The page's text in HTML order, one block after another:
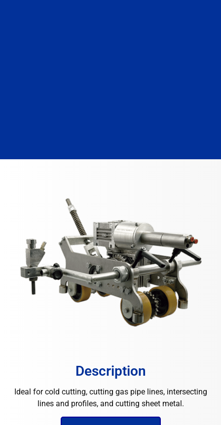
Description
Ideal for cold cutting, cutting gas pipe lines, intersecting
lines and profiles, and cutting sheet metal.